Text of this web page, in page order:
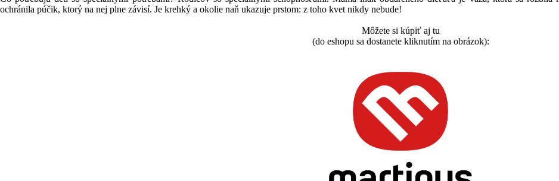
ochránila púčik, ktorý na nej plne závisí. Je krehký a okolie naň ukazuje prstom: z toho kvet nikdy nebude!
Môžete si kúpiť aj tu
(do eshopu sa dostanete kliknutím na obrázok):